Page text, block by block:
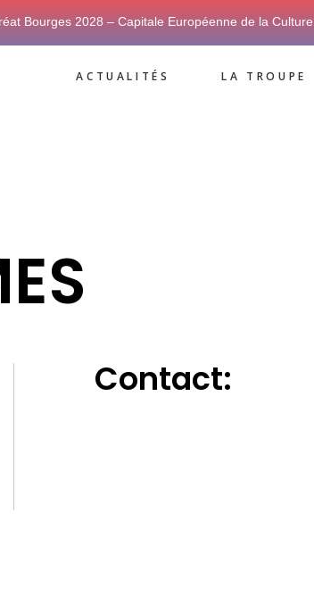
Bourges 2028 – Capitale Européenne de la Culture
ACTUALITÉS LA TROUPE
Contact: